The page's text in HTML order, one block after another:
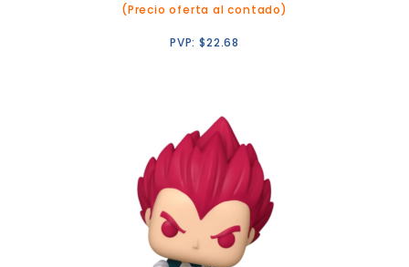
(Precio oferta al contado)
PVP:$22.68